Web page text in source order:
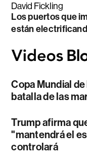
David Fickling
Los puertos que
están
Copa Mundial de
batalla de las
Trump afirma
"mantendrá el
controlará